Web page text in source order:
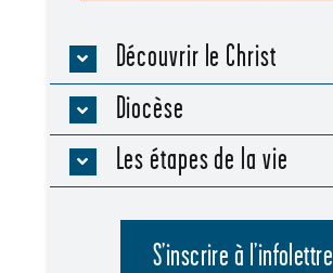
Découvrir le Christ
Diocèse
Les étapes de la vie
S’inscrire à l’infolettre